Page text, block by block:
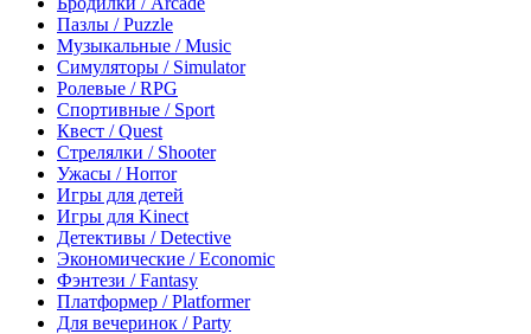
Пазлы / Puzzle
Музыкальные / Music
Симуляторы / Simulator
Ролевые / RPG
Спортивные / Sport
Квест / Quest
Стрелялки / Shooter
Ужасы / Horror
Игры для детей
Игры для Kinect
Детективы / Detective
Экономические / Economic
Фэнтези / Fantasy
Платформер / Platformer
Для вечеринок / Party